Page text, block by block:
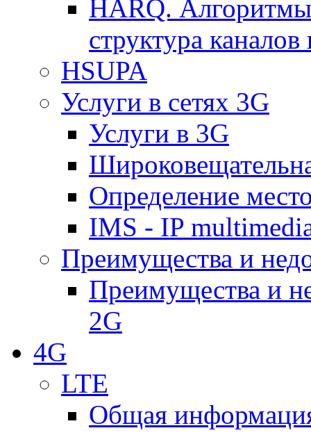
HARQ.
структура
HSUPA
Услуги в сетях 3G
Услуги в 3G
Определение
IMS - IP
Преимущества и
Преимущества и
2G
4G
LTE
Общая